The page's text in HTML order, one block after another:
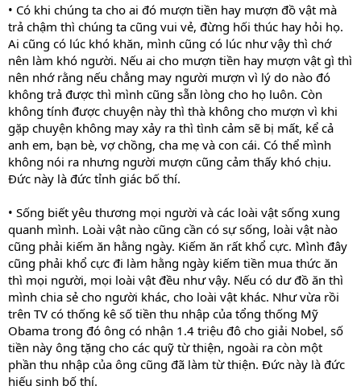
• Có khi chúng ta cho ai đó mượn tiền hay mượn đồ vật mà
trả chậm thì chúng ta cũng vui vẻ, đừng hối thúc hay hỏi họ.
Ai cũng có lúc khó khăn, mình cũng có lúc như vậy thì chớ
nên làm khó người. Nếu ai cho mượn tiền hay mượn vật gì thì
nên nhớ rằng nếu chẳng may người mượn vì lý do nào đó
không trả được thì mình cũng sẵn lòng cho họ luôn. Còn
không tính được chuyện này thì thà không cho mượn vì khi
gặp chuyện không may xảy ra thì tình cảm sẽ bị mất, kể cả
anh em, bạn bè, vợ chồng, cha mẹ và con cái. Có thể mình
không nói ra nhưng người mượn cũng cảm thấy khó chịu.
Đức này là đức tỉnh giác bố thí.
• Sống biết yêu thương mọi người và các loài vật sống xung
quanh mình. Loài vật nào cũng cần có sự sống, loài vật nào
cũng phải kiếm ăn hằng ngày. Kiếm ăn rất khổ cực. Mình đây
cũng phải khổ cực đi làm hằng ngày kiếm tiền mua thức ăn
thì mọi người, mọi loài vật đều như vậy. Nếu có dư đồ ăn thì
mình chia sẻ cho người khác, cho loài vật khác. Như vừa rồi
trên TV có thống kê số tiền thu nhập của tổng thống Mỹ
Obama trong đó ông có nhận 1.4 triệu đô cho giải Nobel, số
tiền này ông tặng cho các quỹ từ thiện, ngoài ra còn một
phần thu nhập của ông cũng đã làm từ thiện. Đức này là đức
hiếu sinh bố thí.